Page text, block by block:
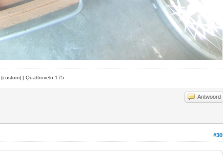
| Quattrovelo 175
Antwoord
#30